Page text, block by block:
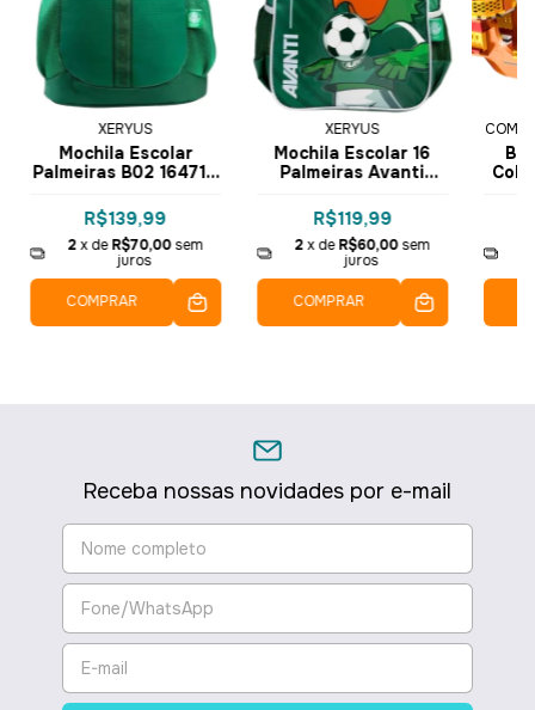
XERYUS
Mochila Escolar
Palmeiras B02 16471 -
R$139,99
2x deR$70,00 sem
juros
COMPRAR
XERYUS
Mochila Escolar 16
Palmeiras Avanti
R$119,99
2 x deR$60,00 sem
juros
COMPRAR
COML
Receba nossas novidades por e-mail